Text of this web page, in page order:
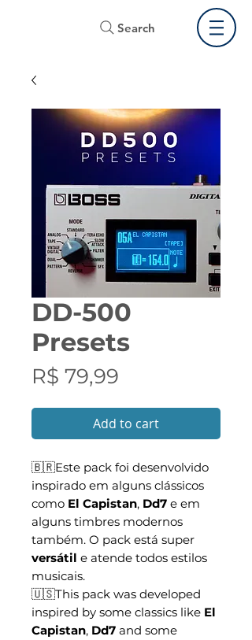
Search
DD-500
Presets
R$ 79,99
Add to cart
🇧🇷Este pack foi desenvolvido
inspirado em alguns clássicos
como El Capistan, Dd7 e em
alguns timbres modernos
também. O pack está super
versátil e atende todos estilos
musicais.
🇺🇸This pack was developed
inspired by some classics like El
Capistan, Dd7 and some